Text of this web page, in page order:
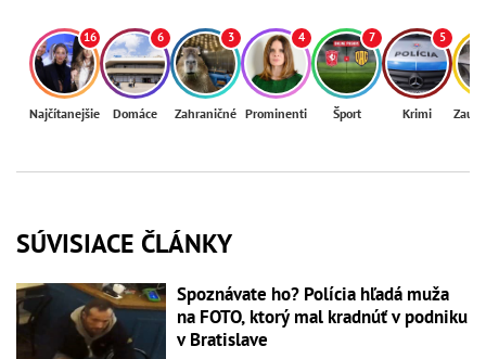
16
Najčítanejšie
6
Domáce
3
Zahraničné
4
Prominenti
7
Šport
5
Krimi
SÚVISIACE ČLÁNKY
Spoznávate ho? Polícia hľadá muža
na FOTO, ktorý mal kradnúť v podniku
v Bratislave